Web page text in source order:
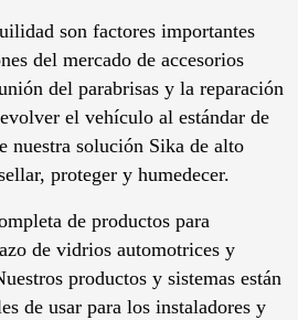
son factores importantes
del mercado de accesorios
del parabrisas y la reparación
el vehículo al estándar de
nuestra solución Sika de alto
proteger y humedecer.
de productos para
de vidrios automotrices y
productos y sistemas están
de usar para los instaladores y